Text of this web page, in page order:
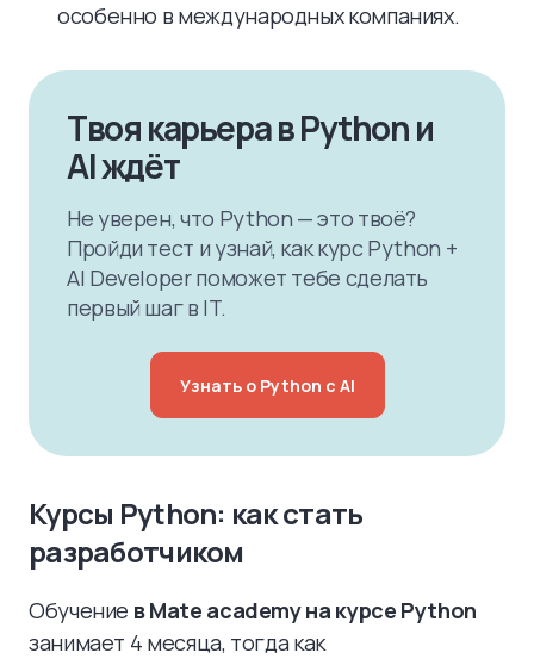
особенно в международных компаниях.
Твоя карьера в Python и
AI ждёт
Не уверен, что Python — это твоё?
Пройди тест и узнай, как курс Python +
AI Developer поможет тебе сделать
первый шаг в IT.
Узнать о Python с AI
Курсы Python: как стать
разработчиком
Обучение в Mate academy на курсе Python
занимает 4 месяца, тогда как